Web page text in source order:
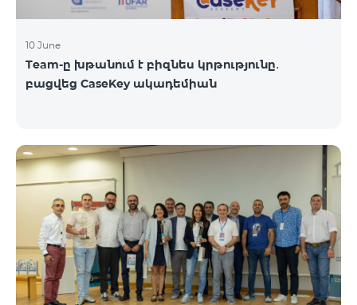
10 June
Team-ը խթանում է բիզնես կրթությունը․
բացվեց CaseKey ակադեմիան